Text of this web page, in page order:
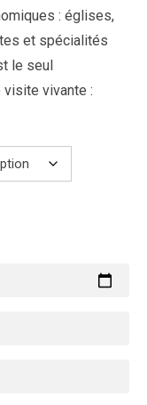
: églises,
et spécialités
le seul
vivante :